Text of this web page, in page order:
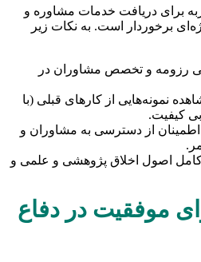
برای دریافت خدمات مشاوره و
برخوردار است. به نکات زیر
رزومه و تخصص مشاوران در
نمونه‌هایی از کارهای قبلی (با
کیفیت.
از دسترسی به مشاوران و
اصول اخلاق پژوهشی و علمی و
موفقیت در دفاع